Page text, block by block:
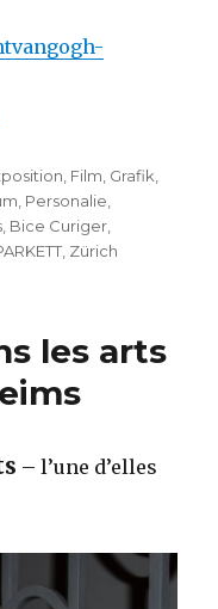
, Film, Grafik,
, Personalie,
, Bice Curiger,
, Zürich
les arts
– l’une d’elles